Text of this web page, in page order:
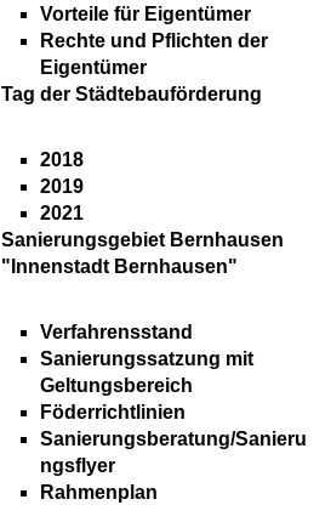
Vorteile für Eigentümer
Rechte und Pflichten der
Eigentümer
Tag der Städtebauförderung
2018
2019
2021
Sanierungsgebiet Bernhausen
"Innenstadt Bernhausen"
Verfahrensstand
Sanierungssatzung mit
Geltungsbereich
Föderrichtlinien
Sanierungsberatung/Sanieru
ngsflyer
Rahmenplan